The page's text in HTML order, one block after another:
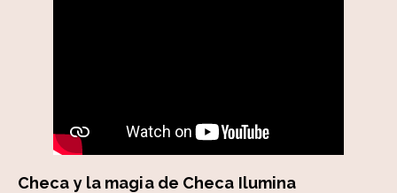
Checa y la magia de Checa Ilumina